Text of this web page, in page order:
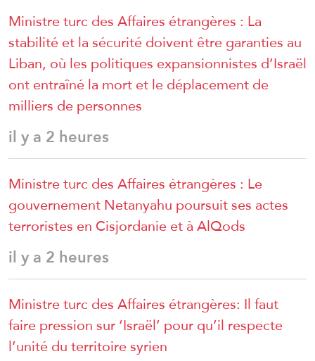
Ministre turc des Affaires étrangères : La
stabilité et la sécurité doivent être garanties au
Liban, où les politiques expansionnistes d’Israël
ont entraîné la mort et le déplacement de
milliers de personnes
il y a 2 heures
Ministre turc des Affaires étrangères : Le
gouvernement Netanyahu poursuit ses actes
terroristes en Cisjordanie et à AlQods
il y a 2 heures
Ministre turc des Affaires étrangères: Il faut
faire pression sur ‘Israël’ pour qu’il respecte
l’unité du territoire syrien